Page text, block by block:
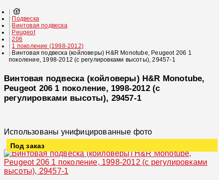
Подвеска
Винтовая подвеска
Peugeot
206
1 поколение (1998-2012)
Винтовая подвеска (койловеры) H&R Monotube, Peugeot 206 1
поколение, 1998-2012 (с регулировками высоты), 29457-1
Винтовая подвеска (койловеры) H&R Monotube,
Peugeot 206 1 поколение, 1998-2012 (с
регулировками высоты), 29457-1
Использованы унифицированные фото
Под заказ